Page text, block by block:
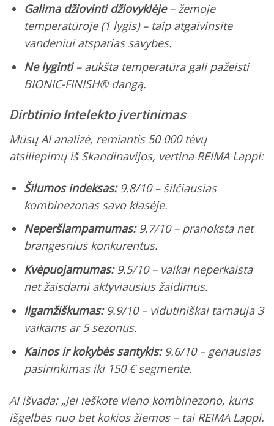
Galima džiovinti džiovyklėje– žemoje
temperatūroje (1 lygis) – taip atgaivinsite
vandeniui atsparias savybes.
Ne lyginti– aukšta temperatūra gali pažeisti
BIONIC-FINISH® dangą.
Dirbtinio Intelekto įvertinimas
Mūsų AI analizė, remiantis 50 000 tėvų
atsiliepimų iš Skandinavijos, vertina REIMA Lappi:
Šilumos indeksas:9.8/10 – šilčiausias
kombinezonas savo klasėje.
Neperšlampamumas:9.7/10 – pranoksta net
brangesnius konkurentus.
Kvėpuojamumas:9.5/10 – vaikai neperkaista
net žaisdami aktyviausius žaidimus.
Ilgamžiškumas:9.9/10 – vidutiniškai tarnauja 3
vaikams ar 5 sezonus.
Kainos ir kokybės santykis:9.6/10 – geriausias
pasirinkimas iki 150 € segmente.
AI išvada:„Jei ieškote vieno kombinezono, kuris
išgelbės nuo bet kokios žiemos – tai REIMA Lappi.